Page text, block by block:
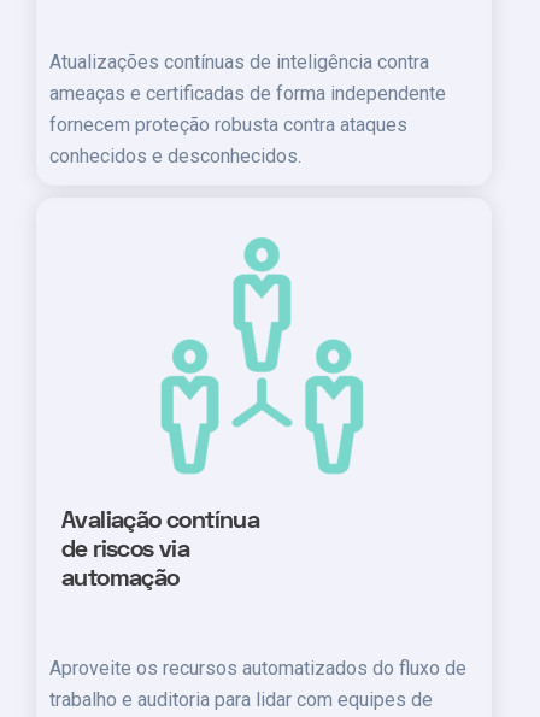
Atualizações contínuas de inteligência contra
ameaças e certificadas de forma independente
fornecem proteção robusta contra ataques
conhecidos e desconhecidos.
Avaliação contínua
de riscos via
automação
Aproveite os recursos automatizados do fluxo de
trabalho e auditoria para lidar com equipes de